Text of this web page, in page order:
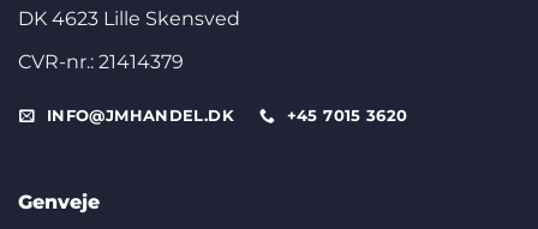
DK 4623 Lille Skensved
CVR-nr.: 21414379
INFO@JMHANDEL.DK +45 7015 3620
Genveje